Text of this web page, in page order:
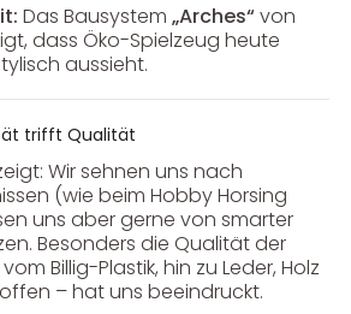
Das Bausystem „Arches“ von
dass Öko-Spielzeug heute
aussieht.
trifft Qualität
Wir sehnen uns nach
(wie beim Hobby Horsing
uns aber gerne von smarter
Besonders die Qualität der
Billig-Plastik, hin zu Leder, Holz
– hat uns beeindruckt.